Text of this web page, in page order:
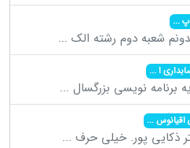
پ...
شعبه دوم رشته الک ...
ا...
برنامه نویسی بزرگسال ...
اقیانوس...
ذکایی پور. خیلی حرف ...